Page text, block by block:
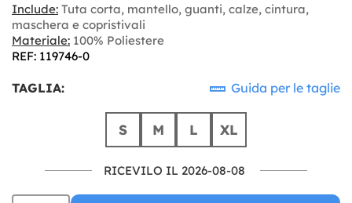
Include: Tuta corta, mantello, guanti, calze, cintura,
maschera e copristivali
Materiale: 100% Poliestere
REF: 119746-0
TAGLIA: Guida per le taglie
S M L XL
RICEVILO IL 2026-08-08